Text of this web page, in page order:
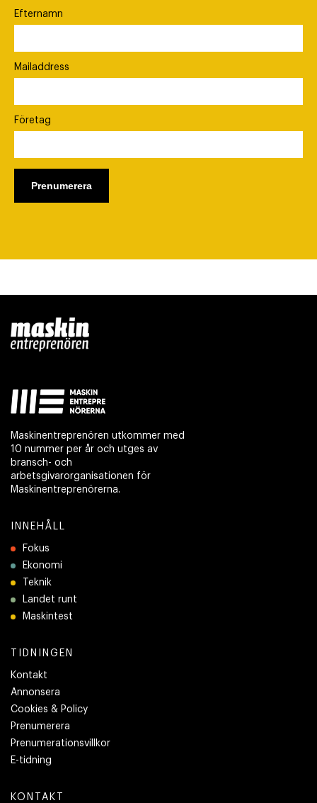
Efternamn
Mailaddress
Företag
Maskinentreprenören utkommer med
10 nummer per år och utges av
bransch- och
arbetsgivarorganisationen för
Maskinentreprenörerna.
INNEHÅLL
Fokus
Ekonomi
Teknik
Landet runt
Maskintest
TIDNINGEN
Kontakt
Annonsera
Cookies & Policy
Prenumerera
Prenumerationsvillkor
E-tidning
KONTAKT